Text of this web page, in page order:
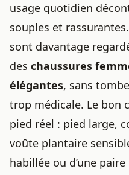
usage quotidien
souples et rassurantes.
sont davantage
des chaussures
élégantes, sans
trop médicale. Le bon
pied réel : pied large,
voûte plantaire
habillée ou d’une